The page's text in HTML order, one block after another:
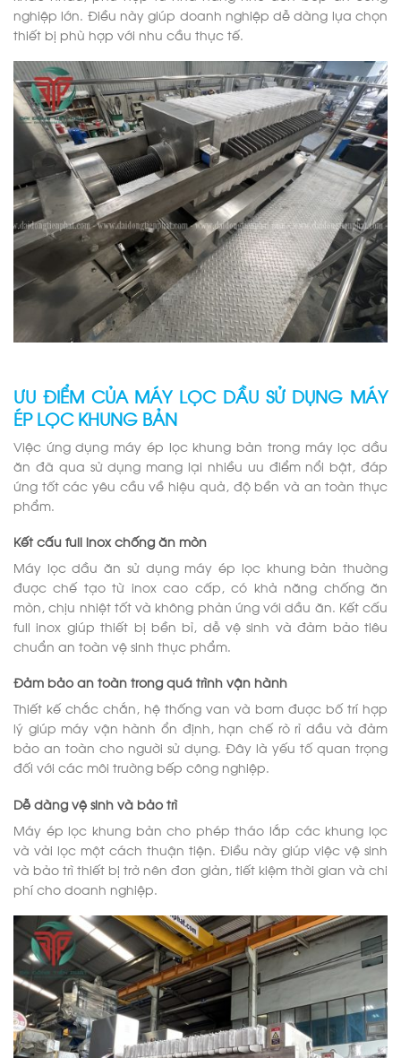
nghiệp lớn. Điều này giúp doanh nghiệp dễ dàng lựa chọn
thiết bị phù hợp với nhu cầu thực tế.
ƯU ĐIỂM CỦA MÁY LỌC DẦU SỬ DỤNG MÁY
ÉP LỌC KHUNG BẢN
Việc ứng dụng máy ép lọc khung bản trong máy lọc dầu
ăn đã qua sử dụng mang lại nhiều ưu điểm nổi bật, đáp
ứng tốt các yêu cầu về hiệu quả, độ bền và an toàn thực
phẩm.
Kết cấu full inox chống ăn mòn
Máy lọc dầu ăn sử dụng máy ép lọc khung bản thường
được chế tạo từ inox cao cấp, có khả năng chống ăn
mòn, chịu nhiệt tốt và không phản ứng với dầu ăn. Kết cấu
full inox giúp thiết bị bền bỉ, dễ vệ sinh và đảm bảo tiêu
chuẩn an toàn vệ sinh thực phẩm.
Đảm bảo an toàn trong quá trình vận hành
Thiết kế chắc chắn, hệ thống van và bơm được bố trí hợp
lý giúp máy vận hành ổn định, hạn chế rò rỉ dầu và đảm
bảo an toàn cho người sử dụng. Đây là yếu tố quan trọng
đối với các môi trường bếp công nghiệp.
Dễ dàng vệ sinh và bảo trì
Máy ép lọc khung bản cho phép tháo lắp các khung lọc
và vải lọc một cách thuận tiện. Điều này giúp việc vệ sinh
và bảo trì thiết bị trở nên đơn giản, tiết kiệm thời gian và chi
phí cho doanh nghiệp.